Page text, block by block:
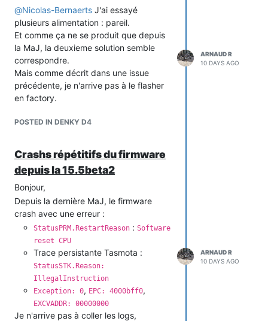
@Nicolas-Bernaerts J'ai essayé
plusieurs alimentation : pareil.
Et comme ça ne se produit que depuis
la MaJ, la deuxieme solution semble
correspondre.
Mais comme décrit dans une issue
précédente, je n'arrive pas à le flasher
en factory.
POSTED IN DENKY D4
ARNAUD R
10 DAYS AGO
Crashs répétitifs du firmware
depuis la 15.5beta2
Bonjour,
Depuis la dernière MaJ, le firmware
crash avec une erreur :
StatusPRM.RestartReason : Software
reset CPU
Trace persistante Tasmota :
StatusSTK.Reason:
IllegalInstruction
Exception: 0, EPC: 4000bff0,
EXCVADDR: 00000000
Je n'arrive pas à coller les logs,
ARNAUD R
10 DAYS AGO